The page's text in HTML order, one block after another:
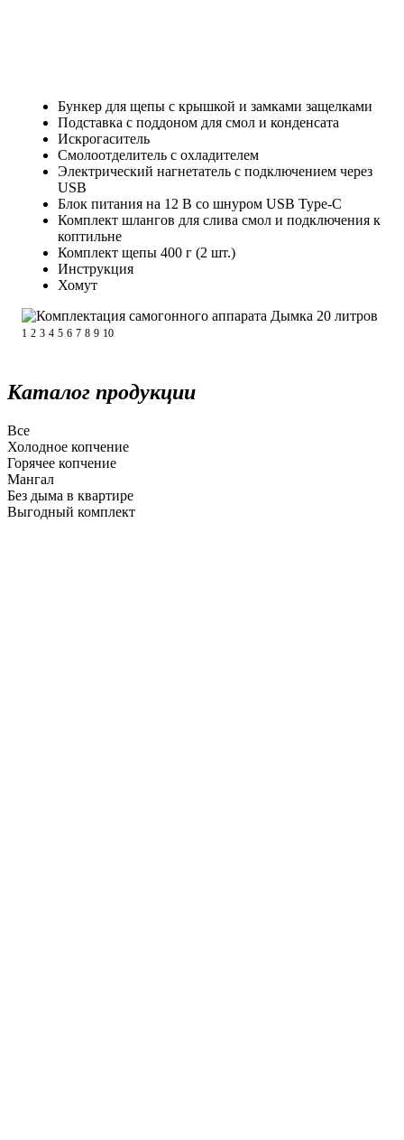
Бункер для щепы с крышкой и замками защелками
Подставка с поддоном для смол и конденсата
Искрогаситель
Смолоотделитель с охладителем
Электрический нагнетатель с подключением через
USB
Блок питания на 12 В со шнуром USB Type-C
Комплект шлангов для слива смол и подключения к
коптильне
Комплект щепы 400 г (2 шт.)
Инструкция
Хомут
1 2 3 4 5 6 7 8 9 10
Каталог продукции
Все
Холодное копчение
Горячее копчение
Мангал
Без дыма в квартире
Выгодный комплект